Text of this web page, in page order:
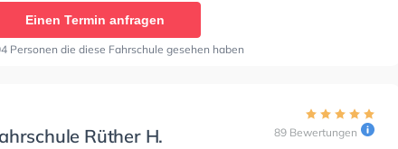
Bernd Neehoff Sie können einen Termin online
Einen Termin anfragen
Personen die diese Fahrschule gesehen haben
Rüther H. 89 Bewertungen